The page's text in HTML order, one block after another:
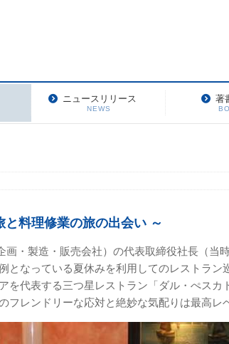
ニュースリリース
NEWS
著
と料理修業の旅の出会い ～
・製造・販売会社）の代表取締役社長（当
なっている夏休みを利用してのレストラン
を代表する三つ星レストラン「ダル・ぺス
レンドリーな応対と絶妙な気配りは最高レ